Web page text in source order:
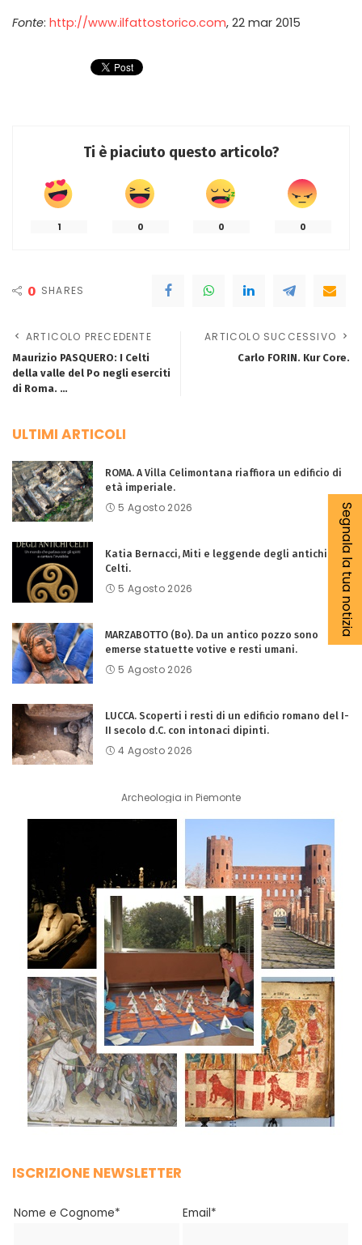
Fonte: http://www.ilfattostorico.com, 22 mar 2015
Ti è piaciuto questo articolo?
1 0 0 0
0 SHARES
ARTICOLO PRECEDENTE
Maurizio PASQUERO: I Celti
della valle del Po negli eserciti
di Roma. …
ARTICOLO SUCCESSIVO
Carlo FORIN. Kur Core.
ULTIMI ARTICOLI
ROMA. A Villa Celimontana riaffiora un edificio di
età imperiale.
5 Agosto 2026
Katia Bernacci, Miti e leggende degli antichi
Celti.
5 Agosto 2026
MARZABOTTO (Bo). Da un antico pozzo sono
emerse statuette votive e resti umani.
5 Agosto 2026
LUCCA. Scoperti i resti di un edificio romano del I-
II secolo d.C. con intonaci dipinti.
4 Agosto 2026
Archeologia in Piemonte
ISCRIZIONE NEWSLETTER
Nome e Cognome* Email*
Segnala la tua notizia